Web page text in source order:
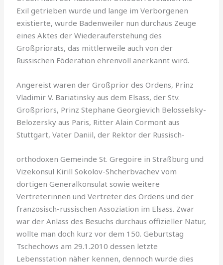
Exil getrieben wurde und lange im Verborgenen
existierte, wurde Badenweiler nun durchaus Zeuge
eines Aktes der Wiederauferstehung des
Großpriorats, das mittlerweile auch von der
Russischen Föderation ehrenvoll anerkannt wird.
Angereist waren der Großprior des Ordens, Prinz
Vladimir V. Bariatinsky aus dem Elsass, der Stv.
Großpriors, Prinz Stephane Georgievich Belosselsky-
Belozersky aus Paris, Ritter Alain Cormont aus
Stuttgart, Vater Daniil, der Rektor der Russisch-
orthodoxen Gemeinde St. Gregoire in Straßburg und
Vizekonsul Kirill Sokolov-Shcherbvachev vom
dortigen Generalkonsulat sowie weitere
Vertreterinnen und Vertreter des Ordens und der
französisch-russischen Assoziation im Elsass. Zwar
war der Anlass des Besuchs durchaus offizi­eller Natur,
wollte man doch kurz vor dem 150. Geburtstag
Tschechows am 29.1.2010 dessen letzte
Lebensstation näher kennen, dennoch wurde dies